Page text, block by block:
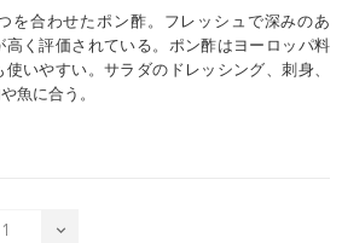
を合わせたポン酢。フレッシュで深みのあ
く評価されている。ポン酢はヨーロッパ料
いやすい。サラダのドレッシング、刺身、
魚に合う。